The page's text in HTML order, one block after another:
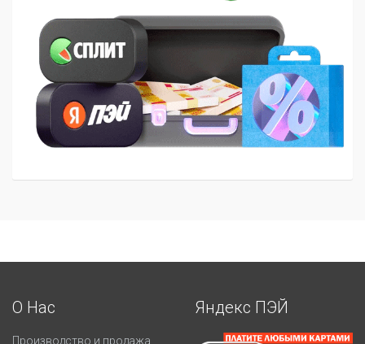
О Нас
Производство и продажа
Яндекс ПЭЙ